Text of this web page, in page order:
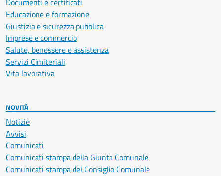
Documenti e certificati
Educazione e formazione
Giustizia e sicurezza pubblica
Imprese e commercio
Salute, benessere e assistenza
Servizi Cimiteriali
Vita lavorativa
NOVITÀ
Notizie
Avvisi
Comunicati
Comunicati stampa della Giunta Comunale
Comunicati stampa del Consiglio Comunale